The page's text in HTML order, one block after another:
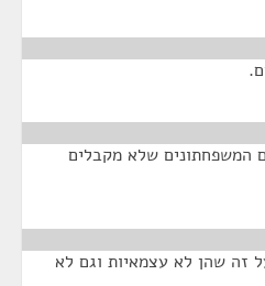
המשפחתונים שלא מקבלים
זה שהן לא עצמאיות וגם לא